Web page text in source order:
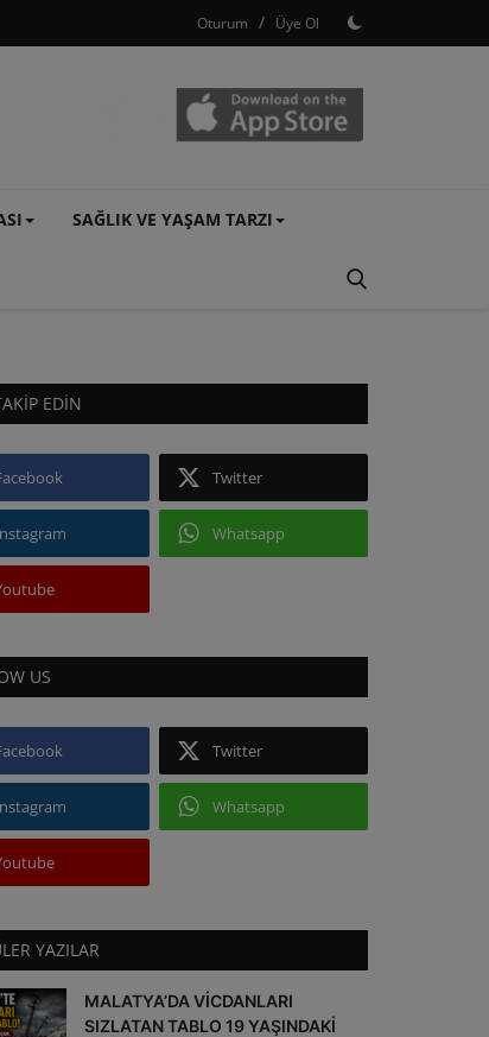
Oturum / Üye Ol
SAĞLIK VE YAŞAM TARZI
EDIN
Twitter
Whatsapp
US
Twitter
Whatsapp
YAZILAR
MALATYA’DA VİCDANLARI
SIZLATAN TABLO 19 YAŞINDAKİ